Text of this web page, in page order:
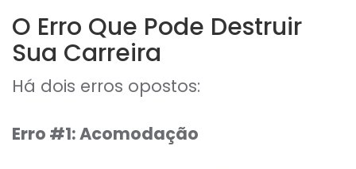
O Erro Que Pode Destruir
Sua Carreira
Há dois erros opostos:
Erro #1: Acomodação